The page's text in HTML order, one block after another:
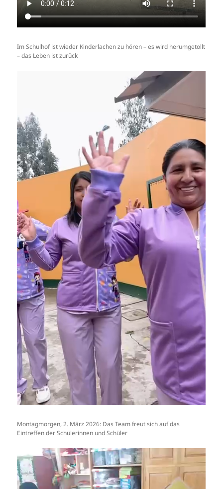
Im Schulhof ist wieder Kinderlachen zu hören – es wird herumgetollt
– das Leben ist zurück
Montagmorgen, 2. März 2026: Das Team freut sich auf das
Eintreffen der Schülerinnen und Schüler